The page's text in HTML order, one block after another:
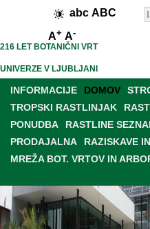
abc ABC
A+ A-
216 LET BOTANIČNI VRT
UNIVERZE V LJUBLJANI
INFORMACIJE DOMOV
TROPSKI RASTLINJAK
PONUDBA
RASTLINE
PRODAJALNA
RAZISKAVE
MREŽA BOT. VRTOV IN